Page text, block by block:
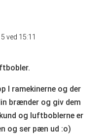
ved 15:11
I ramekinerne og der
brænder og giv dem
og luftboblerne er
og ser pæn ud :o)